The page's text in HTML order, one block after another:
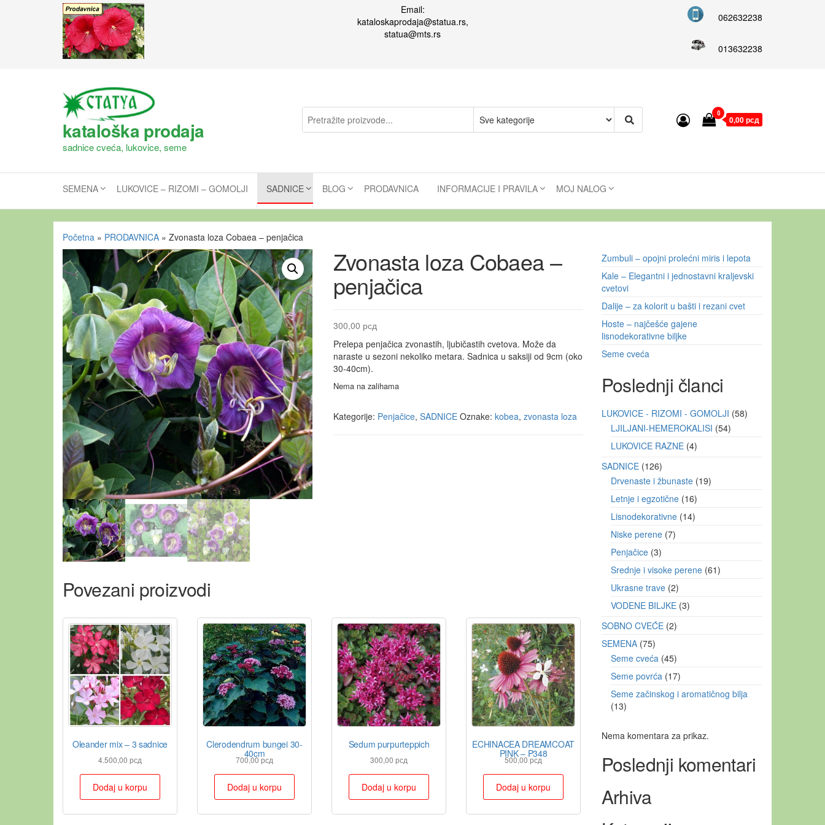
Email:
kataloskaprodaja@statua.rs,
statua@mts.rs
062632238
013632238
kataloška prodaja
sadnice cveća, lukovice, seme
0
0,00 рсд
SEMENA LUKOVICE – RIZOMI – GOMOLJI SADNICE BLOG PRODAVNICA INFORMACIJE I PRAVILA MOJ NALOG
Početna » PRODAVNICA » Zvonasta loza Cobaea – penjačica
Zvonasta loza Cobaea –
penjačica
300,00 рсд
Prelepa penjačica zvonastih, ljubičastih cvetova. Može da
naraste u sezoni nekoliko metara. Sadnica u saksiji od 9cm (oko
30-40cm).
Nema na zalihama
Kategorije: Penjačice, SADNICE Oznake: kobea, zvonasta loza
Povezani proizvodi
Oleander mix – 3 sadnice
4.500,00 рсд
Dodaj u korpu
Clerodendrum bungei 30-
40cm
700,00рсд
Dodaj u korpu
Sedum purpurteppich
300,00рсд
Dodaj u korpu
ECHINACEA DREAMCOAT
PINK – P348
500,00рсд
Dodaj u korpu
Zumbuli – opojni prolećni miris i lepota
Kale – Elegantni i jednostavni kraljevski
cvetovi
Dalije – za kolorit u bašti i rezani cvet
Hoste – najčešće gajene
lisnodekorativne biljke
Seme cveća
Poslednji članci
LUKOVICE - RIZOMI - GOMOLJI 58
LJILJANI-HEMEROKALISI 54
LUKOVICE RAZNE 4
SADNICE 126
Drvenaste i žbunaste 19
Letnje i egzotične 16
Lisnodekorativne 14
Niske perene 7
Penjačice 3
Srednje i visoke perene 61
Ukrasne trave 2
VODENE BILJKE 3
SOBNO CVEĆE 2
SEMENA 75
Seme cveća 45
Seme povrća 17
Seme začinskog i aromatičnog bilja
13
Nema komentara za prikaz.
Poslednji komentari
Arhiva